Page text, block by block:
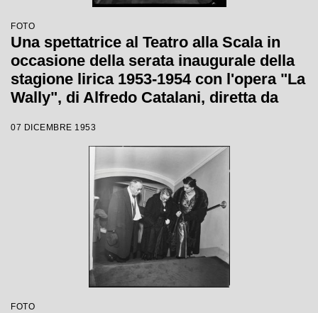
FOTO
Una spettatrice al Teatro alla Scala in
occasione della serata inaugurale della
stagione lirica 1953-1954 con l'opera "La
Wally", di Alfredo Catalani, diretta da
Tatiana Pavlova
07 DICEMBRE 1953
FOTO